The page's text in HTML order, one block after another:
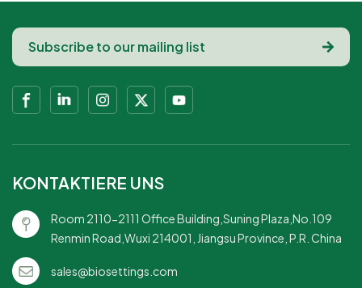
KONTAKTIERE UNS
Room 2110-2111 Office Building,Suning Plaza,No.109
Renmin Road,Wuxi 214001, Jiangsu Province, P.R. China
sales@biosettings.com